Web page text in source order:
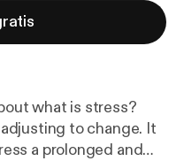
what is stress?
to change. It
a prolonged and